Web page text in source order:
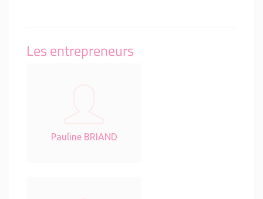
Les entrepreneurs
Pauline BRIAND